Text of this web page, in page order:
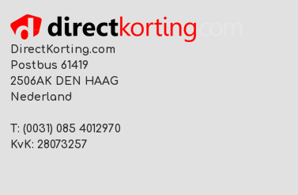
DirectKorting.com
Postbus 61419
2506AK DEN HAAG
Nederland
T: (0031) 085 4012970
KvK: 28073257